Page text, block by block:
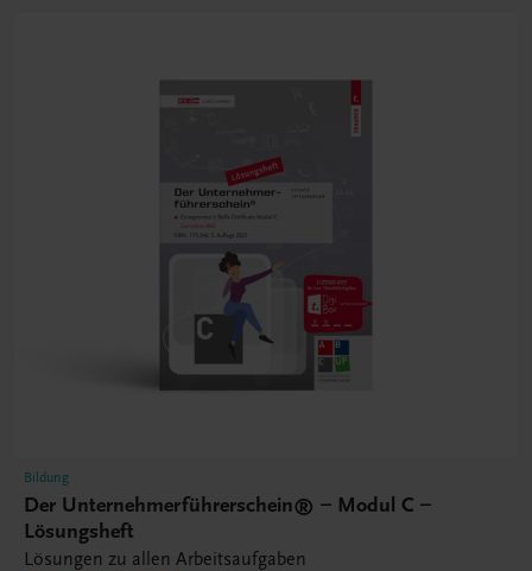
Bildung
Der Unternehmerführerschein® – Modul C –
Lösungsheft
Lösungen zu allen Arbeitsaufgaben